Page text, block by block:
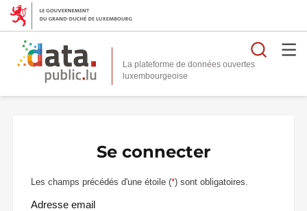
La plateforme de données ouvertes
Se connecter
Les champs précédés d'une étoile (*) sont obligatoires.
Adresse email